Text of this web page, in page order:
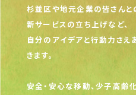
杉並区や地元企業の皆さんと
新サービスの立ち上げなど、
自分のアイデアと行動力さえ
きます。
安全・安心な移動、少子高齢